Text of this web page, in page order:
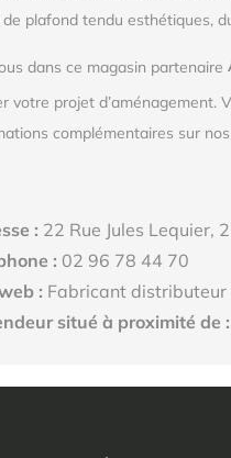
plafond tendu esthétiques,
dans ce magasin partenaire
votre projet d’aménagement.
complémentaires sur
: 22 Rue Jules Lequier,
: 02 96 78 44 70
: Fabricant distributeur
situé à proximité de :